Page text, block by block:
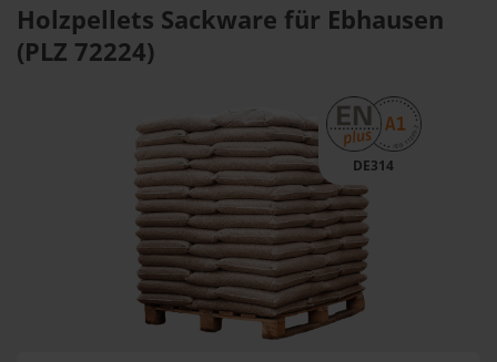
Holzpellets Sackware für Ebhausen
(PLZ 72224)
DE314